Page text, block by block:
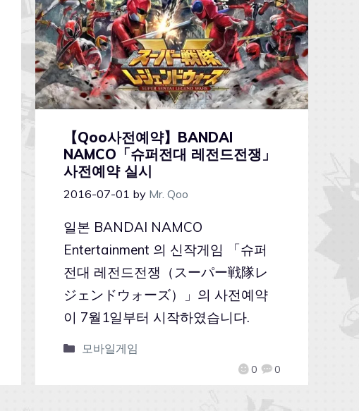
【Qoo사전예약】BANDAI
NAMCO「슈퍼전대 레전드전쟁」
사전예약 실시
2016-07-01 by Mr. Qoo
0 0
일본 BANDAI NAMCO
Entertainment 의 신작게임 「슈퍼
전대 레전드전쟁（スーパー戦隊レ
ジェンドウォーズ）」의 사전예약
이 7월1일부터 시작하였습니다.
모바일게임